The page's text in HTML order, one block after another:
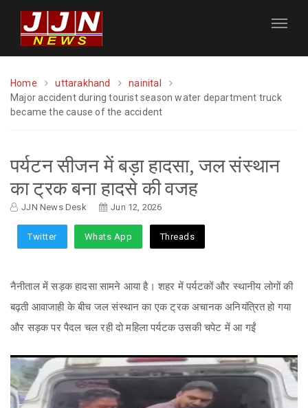
Home uttarakhand
nainital
Major accident during tourist season water department truck
became the cause of the accident
पर्यटन सीजन में बड़ा हादसा, जल संस्थान
का ट्रक बना हादसे की वजह
JJN News Desk Jun 12, 2026
Twitter Whats App Threads
नैनीताल में सड़क हादसा सामने आया है। शहर में पर्यटकों और स्थानीय लोगों की
बढ़ती आवाजाही के बीच जल संस्थान का एक ट्रक अचानक अनियंत्रित हो गया
और सड़क पर पैदल चल रही दो महिला पर्यटक उसकी चपेट में आ गईं